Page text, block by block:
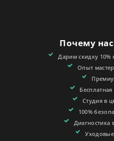
КОНТАКТЫПочему
Дарим скидку
Опыт
Студия в
100%
Диагностика